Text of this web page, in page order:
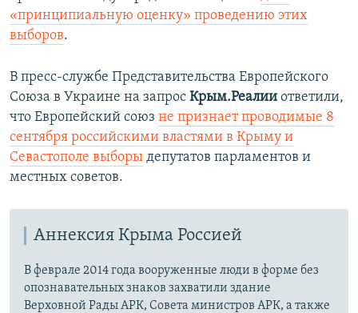
«принципиальную оценку» проведению этих
выборов.
В пресс-службе Представительства Европейского
Союза в Украине на запрос Крым.Реалии ответили,
что Европейский союз не признает проводимые 8
сентября российскими властями в Крыму и
Севастополе выборы депутатов парламентов и
местных советов.
Аннексия Крыма Россией
В феврале 2014 года вооруженные люди в форме без
опознавательных знаков захватили здание
Верховной Рады АРК, Совета министров АРК, а также